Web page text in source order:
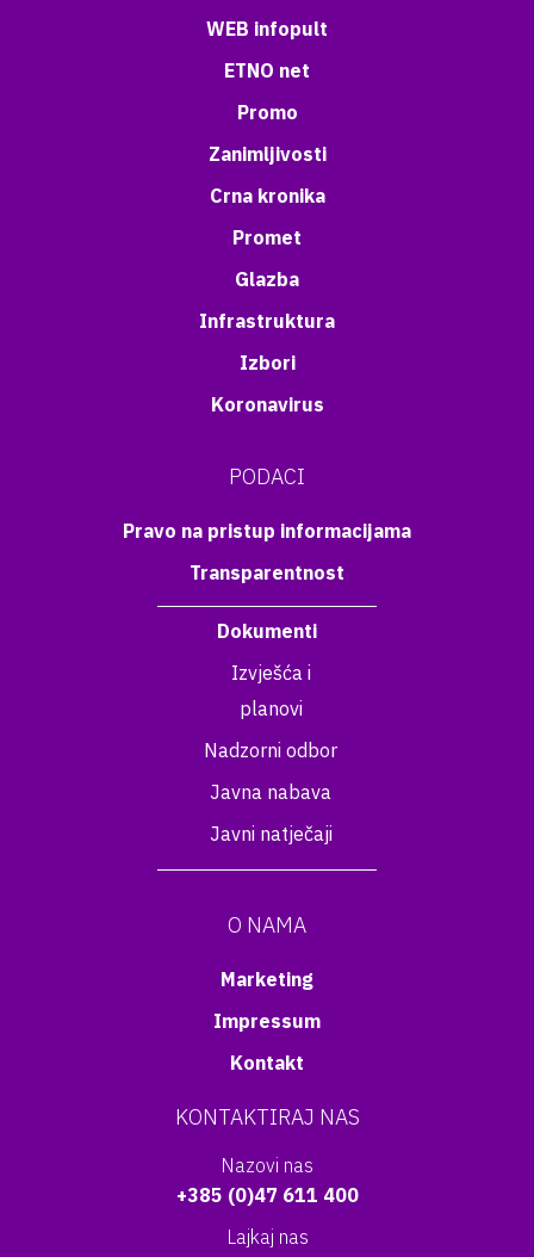
WEB infopult
ETNO net
Promo
Zanimljivosti
Crna kronika
Promet
Glazba
Infrastruktura
Izbori
Koronavirus
PODACI
Pravo na pristup informacijama
Transparentnost
Dokumenti
Izvješća i
planovi
Nadzorni odbor
Javna nabava
Javni natječaji
O NAMA
Marketing
Impressum
Kontakt
KONTAKTIRAJ NAS
Nazovi nas
+385 (0)47 611 400
Lajkaj nas